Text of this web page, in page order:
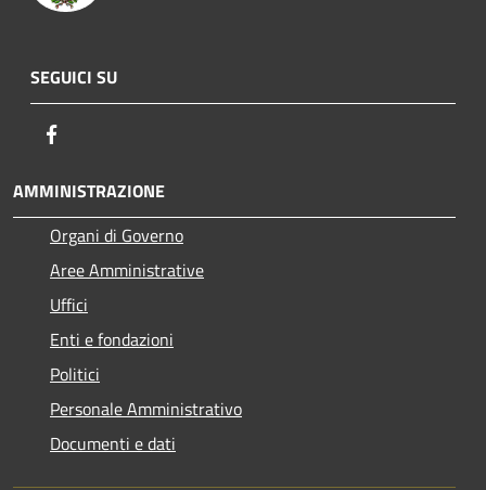
SEGUICI SU
AMMINISTRAZIONE
Organi di Governo
Aree Amministrative
Uffici
Enti e fondazioni
Politici
Personale Amministrativo
Documenti e dati